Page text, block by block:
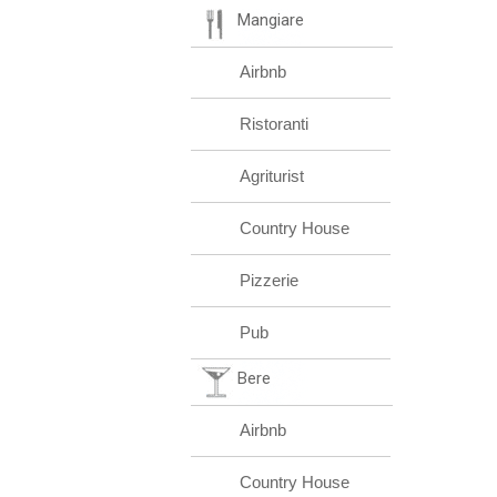
Mangiare
Airbnb
Ristoranti
Agriturist
Country House
Pizzerie
Pub
Bere
Airbnb
Country House